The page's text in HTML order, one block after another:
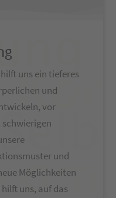
uns ein tieferes
und
vor
und
Möglichkeiten
uns, auf das